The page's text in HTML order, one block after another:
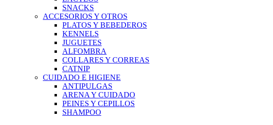
SNACKS
ACCESORIOS Y OTROS
PLATOS Y BEBEDEROS
KENNELS
JUGUETES
ALFOMBRA
COLLARES Y CORREAS
CATNIP
CUIDADO E HIGIENE
ANTIPULGAS
ARENA Y CUIDADO
PEINES Y CEPILLOS
SHAMPOO